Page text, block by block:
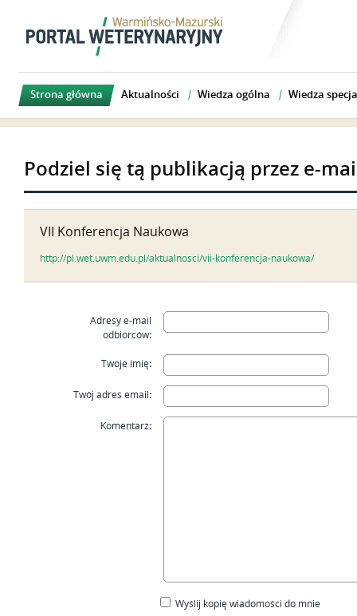
Strona główna Aktualności Wiedza ogólna Wiedza
Podziel się tą publikacją przez e-
VII Konferencja Naukowa
http://pl.wet.uwm.edu.pl/aktualnosci/vii-konferencja-naukowa/
Adresy e-mail
odbiorców:
Twoje imię:
Twój adres email :
Komentarz:
Wyślij kopię wiadomości do mnie